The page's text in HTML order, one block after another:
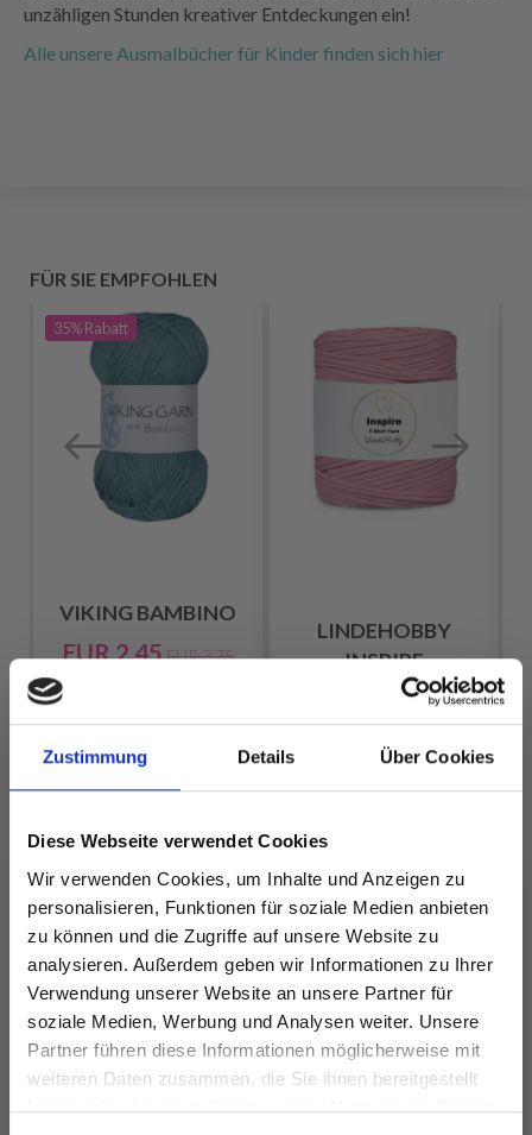
Zustimmung Details Über Cookies
Diese Webseite verwendet Cookies
Wir verwenden Cookies, um Inhalte und Anzeigen zu
personalisieren, Funktionen für soziale Medien anbieten
zu können und die Zugriffe auf unsere Website zu
analysieren. Außerdem geben wir Informationen zu Ihrer
Verwendung unserer Website an unsere Partner für
soziale Medien, Werbung und Analysen weiter. Unsere
Partner führen diese Informationen möglicherweise mit
weiteren Daten zusammen, die Sie ihnen bereitgestellt
haben oder die sie im Rahmen Ihrer Nutzung der Dienste
unzähligen Stunden kreativer Entdeckungen ein!
Alle unsere Ausmalbücher für Kinder finden sich hier
FÜR SIE EMPFOHLEN
35%Rabatt
VIKING BAMBINO
EUR 2.45EUR 3.75
31/08/2026
ansehen
LINDEHOBBY
INSPIRE
EUR 8.95
ANDERE HABEN SICH AUCH ANGESEHEN
57%
Spare bis zu 50%